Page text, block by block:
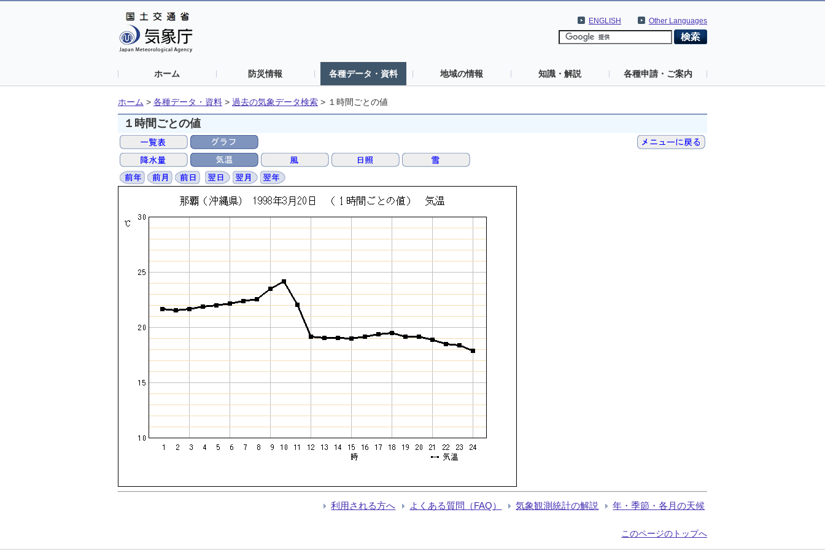
Other Languages
ENGLISH
ホーム 防災情報 各種データ・資料 地域の情報 知識・解説 各種申請・ご案内
ホーム > 各種データ・資料 > 過去の気象データ検索 > １時間ごとの値
１時間ごとの値
利用される方へ よくある質問（FAQ） 気象観測統計の解説 年・季節・各月の天候
このページのトップへ